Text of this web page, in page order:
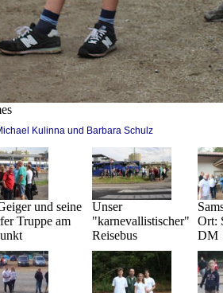
Kulinna und Barbara Schulz
und seine
Truppe am
Unser
"karnevallistischer"
Reisebus
Ort:
DM